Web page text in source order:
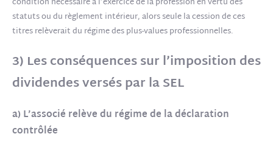
statuts ou du règlement intérieur, alors seule la cession de ces
titres relèverait du régime des plus-values professionnelles.
3) Les conséquences sur l’imposition des
dividendes versés par la SEL
a) L’associé relève du régime de la déclaration
contrôlée